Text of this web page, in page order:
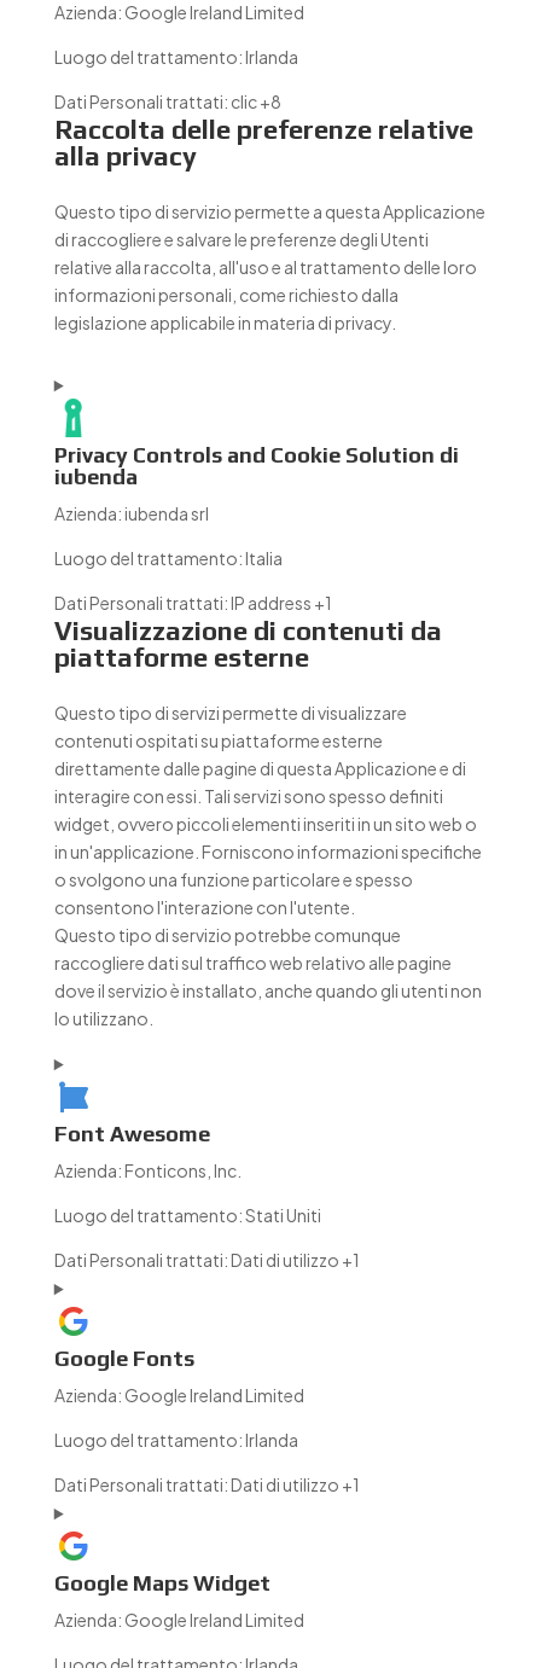
Azienda: Google Ireland Limited
Luogo del trattamento:Irlanda
Dati Personali trattati: clic +8
Raccolta delle preferenze relative
alla privacy
Questo tipo di servizio permette a questa Applicazione
di raccogliere e salvare le preferenze degli Utenti
relative alla raccolta, all'uso e al trattamento delle loro
informazioni personali, come richiesto dalla
legislazione applicabile in materia di privacy.
Privacy Controls and Cookie Solution di
iubenda
Azienda:iubenda srl
Luogo del trattamento:Italia
Dati Personali trattati:IP address +1
Visualizzazione di contenuti da
piattaforme esterne
Questo tipo di servizi permette di visualizzare
contenuti ospitati su piattaforme esterne
direttamente dalle pagine di questa Applicazione e di
interagire con essi. Tali servizi sono spesso definiti
widget, ovvero piccoli elementi inseriti in un sito web o
in un'applicazione. Forniscono informazioni specifiche
o svolgono una funzione particolare e spesso
consentono l'interazione con l'utente.
Questo tipo di servizio potrebbe comunque
raccogliere dati sul traffico web relativo alle pagine
dove il servizio è installato, anche quando gli utenti non
lo utilizzano.
Font Awesome
Azienda:Fonticons, Inc.
Luogo del trattamento:Stati Uniti
Dati Personali trattati:Dati di utilizzo +1
Google Fonts
Azienda: Google Ireland Limited
Luogo del trattamento:Irlanda
Dati Personali trattati:Dati di utilizzo +1
Google Maps Widget
Azienda: Google Ireland Limited